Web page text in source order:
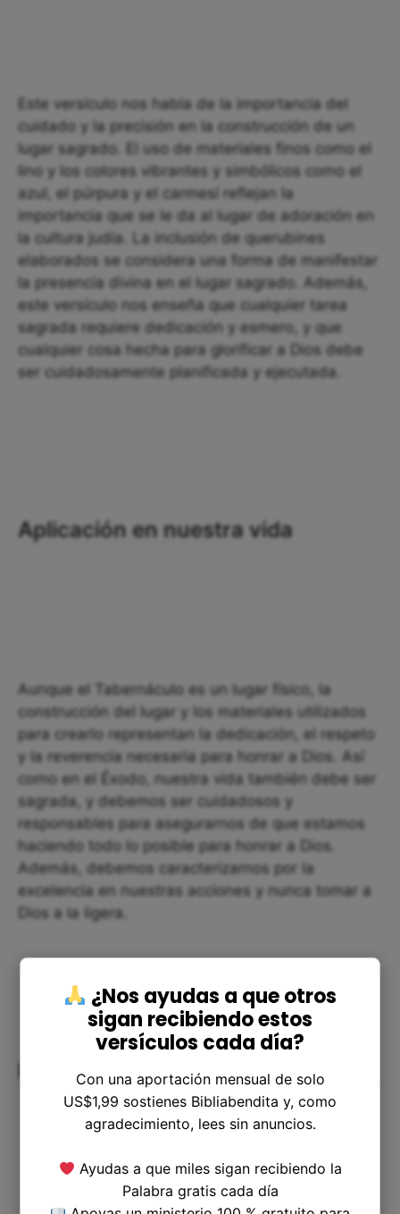
Este versículo nos habla de la importancia del
cuidado y la precisión en la construcción de un
lugar sagrado. El uso de materiales finos como el
lino y los colores vibrantes y simbólicos como el
azul, el púrpura y el carmesí reflejan la
importancia que se le da al lugar de adoración en
la cultura judía. La inclusión de querubines
elaborados se considera una forma de manifestar
la presencia divina en el lugar sagrado. Además,
este versículo nos enseña que cualquier tarea
sagrada requiere dedicación y esmero, y que
cualquier cosa hecha para glorificar a Dios debe
ser cuidadosamente planificada y ejecutada.
Aplicación en nuestra vida
Aunque el Tabernáculo es un lugar físico, la
construcción del lugar y los materiales utilizados
para crearlo representan la dedicación, el respeto
y la reverencia necesaria para honrar a Dios. Así
como en el Éxodo, nuestra vida también debe ser
sagrada, y debemos ser cuidadosos y
responsables para asegurarnos de que estamos
haciendo todo lo posible para honrar a Dios.
Además, debemos caracterizarnos por la
excelencia en nuestras acciones y nunca tomar a
Dios a la ligera.
Resolución de dudas
¿Nos ayudas a que otros
sigan recibiendo estos
versículos cada día?
Con una aportación mensual de solo
US$1,99 sostienes Bibliabendita y, como
agradecimiento, lees sin anuncios.
Ayudas a que miles sigan recibiendo la
Palabra gratis cada día